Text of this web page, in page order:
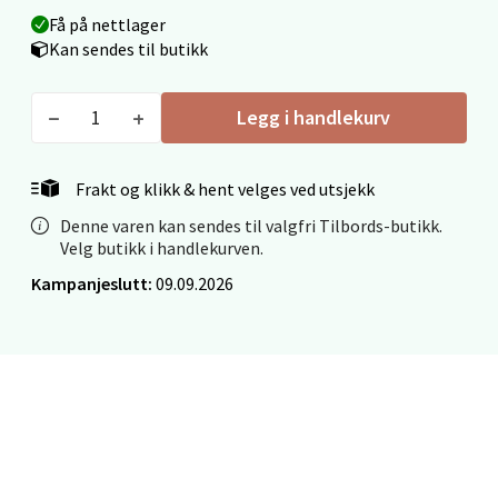
Få på nettlager
Kan sendes til butikk
Legg i handlekurv
Frakt og klikk & hent velges ved utsjekk
Denne varen kan sendes til valgfri Tilbords-butikk.
Velg butikk i handlekurven.
Kampanjeslutt: 09.09.2026
Åpent i dag 09-19
Ålesund - Thon Senter Moa
Langelandsvegen 25, 6010 Ålesund